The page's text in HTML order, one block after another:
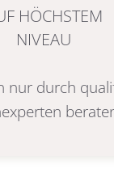
HÖCHSTEM
NIVEAU
nur durch